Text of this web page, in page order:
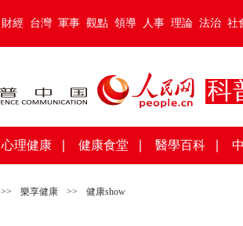
財經 台灣 軍事 觀點 領導 人事 理論 法治 社
心理健康 健康食堂 醫學百科
>> 樂享健康 >> 健康show